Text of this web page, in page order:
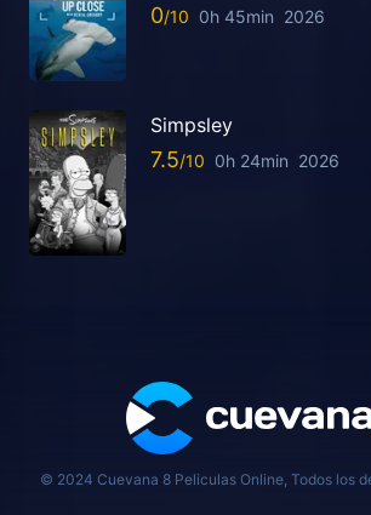
0 0h 45min 2026
Simpsley
7.5 0h 24min 2026
© 2024 Cuevana 8 Peliculas Online, Todos los